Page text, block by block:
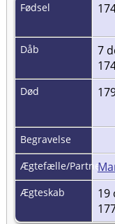
Fødsel
Dåb
7
Død
Begravelse
Ægtefælle/Partner
Ægteskab
19